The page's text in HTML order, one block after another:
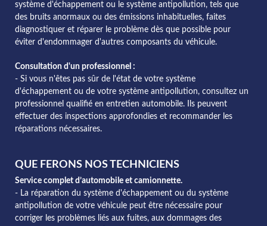
système d'échappement ou le système antipollution, tels que
des bruits anormaux ou des émissions inhabituelles, faites
diagnostiquer et réparer le problème dès que possible pour
éviter d'endommager d'autres composants du véhicule.
Consultation d'un professionnel :
- Si vous n'êtes pas sûr de l'état de votre système
d'échappement ou de votre système antipollution, consultez un
professionnel qualifié en entretien automobile. Ils peuvent
effectuer des inspections approfondies et recommander les
réparations nécessaires.
QUE FERONS NOS TECHNICIENS
Service complet d’automobile et camionnette.
- La réparation du système d'échappement ou du système
antipollution de votre véhicule peut être nécessaire pour
corriger les problèmes liés aux fuites, aux dommages des